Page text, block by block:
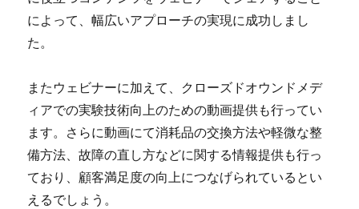
によって、幅広いアプローチの実現に成功しまし
た。
またウェビナーに加えて、クローズドオウンドメデ
ィアでの実験技術向上のための動画提供も行ってい
ます。さらに動画にて消耗品の交換方法や軽微な整
備方法、故障の直し方などに関する情報提供も行っ
ており、顧客満足度の向上につなげられているとい
えるでしょう。